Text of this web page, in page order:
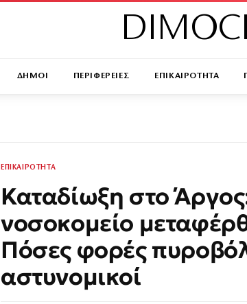
ΔΗΜΟΙ ΠΕΡΙΦΕΡΕΙΕΣ ΕΠΙΚΑΙΡΟΤΗΤΑ
ΕΠΙΚΑΙΡΟΤΗΤΑ
Καταδίωξη στο
νοσοκομείο
Πόσες φορές
αστυνομικοί